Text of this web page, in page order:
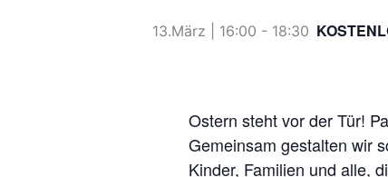
13.März | 16:00 - 18:30
Ostern steht vor der Tür!
Gemeinsam gestalten wir
Kinder, Familien und alle,